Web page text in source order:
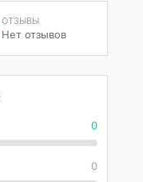
ОТЗЫВЫ
Нет отзывов
0
0